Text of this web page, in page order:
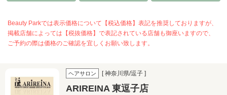
Beauty Parkでは表示価格について【税込価格】表記を推奨しておりますが、
掲載店舗によっては【税抜価格】で表記されている店舗も御座いますので、
ご予約の際は価格のご確認を宜しくお願い致します。
ヘアサロン [ 神奈川県/逗子 ]
ARIREINA 東逗子店